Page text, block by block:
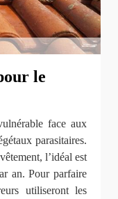
le
face aux
parasitaires.
l’idéal est
an. Pour parfaire
utiliseront les